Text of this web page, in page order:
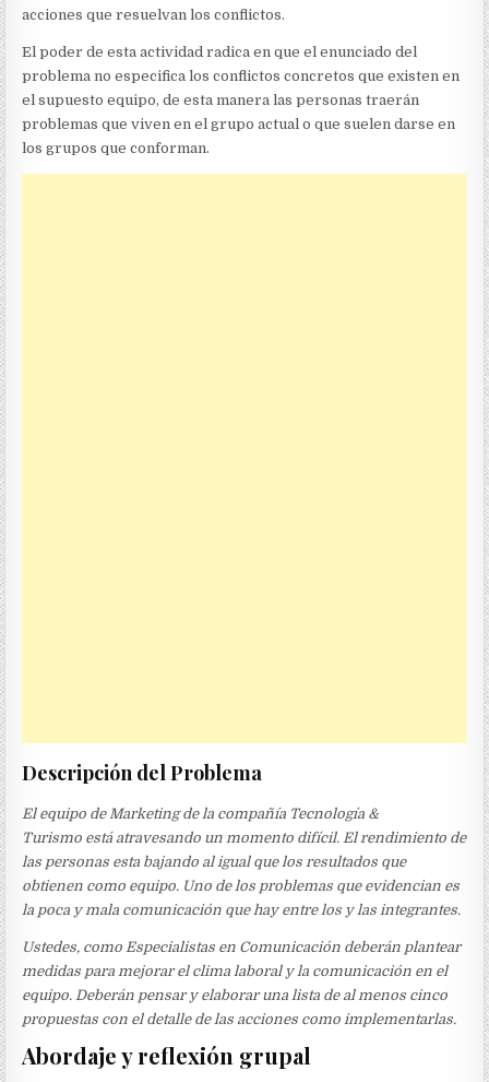
acciones que resuelvan los conflictos.
El poder de esta actividad radica en que el enunciado del
problema no especifica los conflictos concretos que existen en
el supuesto equipo, de esta manera las personas traerán
problemas que viven en el grupo actual o que suelen darse en
los grupos que conforman.
Descripción del Problema
El equipo de Marketing de la compañía Tecnología &
Turismo está atravesando un momento difícil. El rendimiento de
las personas esta bajando al igual que los resultados que
obtienen como equipo. Uno de los problemas que evidencian es
la poca y mala comunicación que hay entre los y las integrantes.
Ustedes, como Especialistas en Comunicación deberán plantear
medidas para mejorar el clima laboral y la comunicación en el
equipo. Deberán pensar y elaborar una lista de al menos cinco
propuestas con el detalle de las acciones como implementarlas.
Abordaje y reflexión grupal